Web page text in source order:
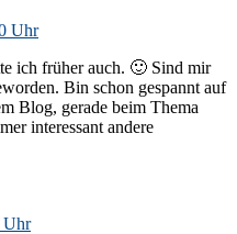
Uhr
ich früher auch. 🙂 Sind mir
Bin schon gespannt auf
Blog, gerade beim Thema
interessant andere
Uhr